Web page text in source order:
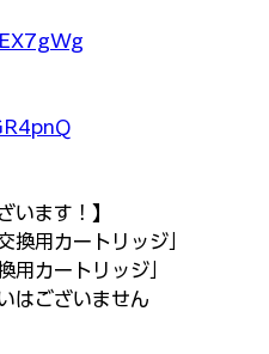
います！】
換用カートリッジ」
用カートリッジ」
はございません